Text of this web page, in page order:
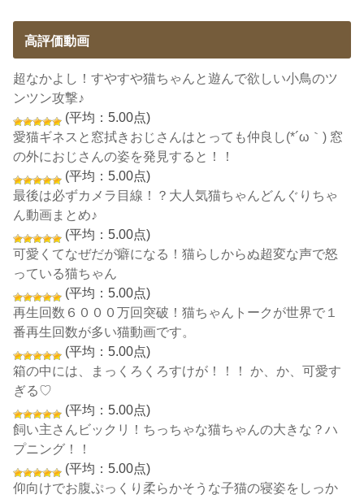
高評価動画
超なかよし！すやすや猫ちゃんと遊んで欲しい小鳥のツ
ンツン攻撃♪
(平均：5.00点)
愛猫ギネスと窓拭きおじさんはとっても仲良し(*´ω｀) 窓
の外におじさんの姿を発見すると！！
(平均：5.00点)
最後は必ずカメラ目線！？大人気猫ちゃんどんぐりちゃ
ん動画まとめ♪
(平均：5.00点)
可愛くてなぜだが癖になる！猫らしからぬ超変な声で怒
っている猫ちゃん
(平均：5.00点)
再生回数６０００万回突破！猫ちゃんトークが世界で１
番再生回数が多い猫動画です。
(平均：5.00点)
箱の中には、まっくろくろすけが！！！ か、か、可愛す
ぎる♡
(平均：5.00点)
飼い主さんビックリ！ちっちゃな猫ちゃんの大きな？ハ
プニング！！
(平均：5.00点)
仰向けでお腹ぷっくり柔らかそうな子猫の寝姿をしっか